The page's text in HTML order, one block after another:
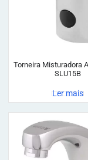
Torneira Misturadora
SLU15B
Ler mais